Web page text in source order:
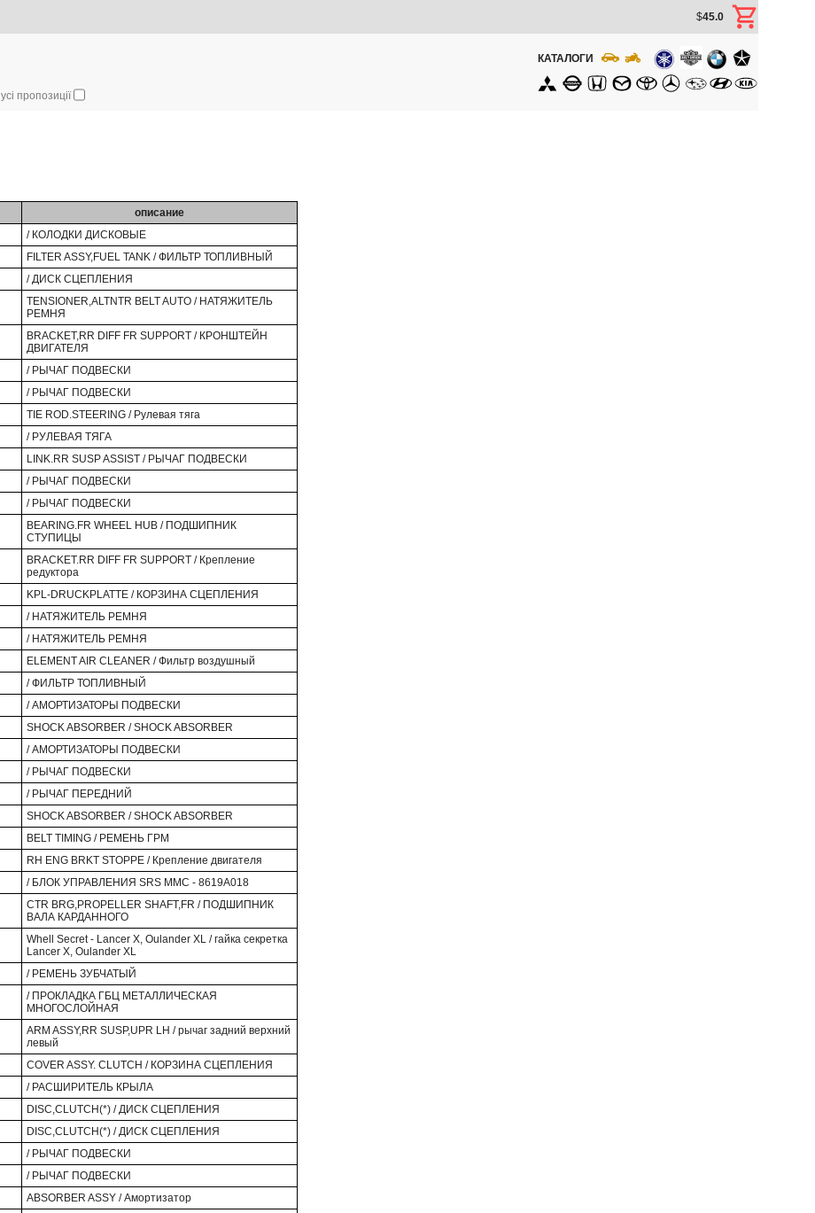
$45.0
усі пропозиції
КАТАЛОГИ
описание
/ КОЛОДКИ ДИСКОВЫЕ
FILTER ASSY,FUEL TANK / ФИЛЬТР ТОПЛИВНЫЙ
/ ДИСК СЦЕПЛЕНИЯ
TENSIONER,ALTNTR BELT AUTO / НАТЯЖИТЕЛЬ
РЕМНЯ
BRACKET,RR DIFF FR SUPPORT / КРОНШТЕЙН
ДВИГАТЕЛЯ
/ РЫЧАГ ПОДВЕСКИ
/ РЫЧАГ ПОДВЕСКИ
TIE ROD.STEERING / Рулевая тяга
/ РУЛЕВАЯ ТЯГА
LINK.RR SUSP ASSIST / РЫЧАГ ПОДВЕСКИ
/ РЫЧАГ ПОДВЕСКИ
/ РЫЧАГ ПОДВЕСКИ
BEARING.FR WHEEL HUB / ПОДШИПНИК
СТУПИЦЫ
BRACKET.RR DIFF FR SUPPORT / Крепление
редуктора
KPL-DRUCKPLATTE / КОРЗИНА СЦЕПЛЕНИЯ
/ НАТЯЖИТЕЛЬ РЕМНЯ
/ НАТЯЖИТЕЛЬ РЕМНЯ
ELEMENT AIR CLEANER / Фильтр воздушный
/ ФИЛЬТР ТОПЛИВНЫЙ
/ АМОРТИЗАТОРЫ ПОДВЕСКИ
SHOCK ABSORBER / SHOCK ABSORBER
/ АМОРТИЗАТОРЫ ПОДВЕСКИ
/ РЫЧАГ ПОДВЕСКИ
/ РЫЧАГ ПЕРЕДНИЙ
SHOCK ABSORBER / SHOCK ABSORBER
BELT TIMING / РЕМЕНЬ ГРМ
RH ENG BRKT STOPPE / Крепление двигателя
/ БЛОК УПРАВЛЕНИЯ SRS MMC - 8619A018
CTR BRG,PROPELLER SHAFT,FR / ПОДШИПНИК
ВАЛА КАРДАННОГО
Whell Secret - Lancer X, Oulander XL / гайка секретка
Lancer X, Oulander XL
/ РЕМЕНЬ ЗУБЧАТЫЙ
/ ПРОКЛАДКА ГБЦ МЕТАЛЛИЧЕСКАЯ
МНОГОСЛОЙНАЯ
ARM ASSY,RR SUSP,UPR LH / рычаг задний верхний
левый
COVER ASSY. CLUTCH / КОРЗИНА СЦЕПЛЕНИЯ
/ РАСШИРИТЕЛЬ КРЫЛА
DISC,CLUTCH(*) / ДИСК СЦЕПЛЕНИЯ
DISC,CLUTCH(*) / ДИСК СЦЕПЛЕНИЯ
/ РЫЧАГ ПОДВЕСКИ
/ РЫЧАГ ПОДВЕСКИ
ABSORBER ASSY / Амортизатор